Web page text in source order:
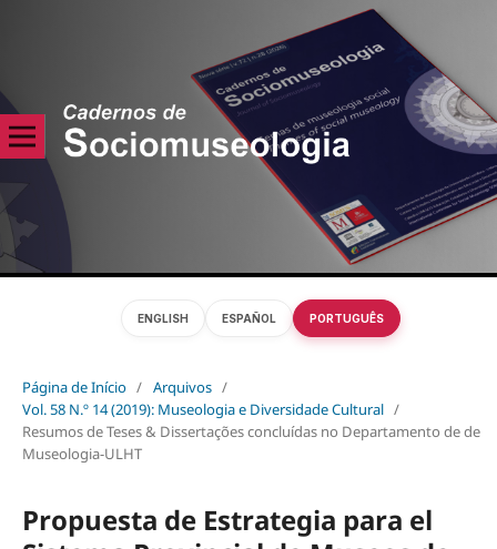
Página de Início / Arquivos /
Vol. 58 N.º 14 (2019): Museologia e Diversidade Cultural /
Resumos de Teses & Dissertações concluídas no Departamento de de
Museologia-ULHT
Propuesta de Estrategia para el
ENGLISH ESPAÑOL PORTUGUÊS